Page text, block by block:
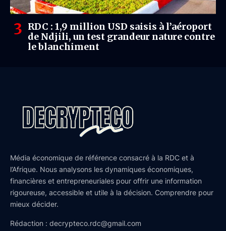
RDC : 1,9 million USD saisis à l’aéroport
de Ndjili, un test grandeur nature contre
le blanchiment
Média économique de référence consacré à la RDC et à
l’Afrique. Nous analysons les dynamiques économiques,
financières et entrepreneuriales pour offrir une information
rigoureuse, accessible et utile à la décision. Comprendre pour
mieux décider.
Rédaction : decrypteco.rdc@gmail.com